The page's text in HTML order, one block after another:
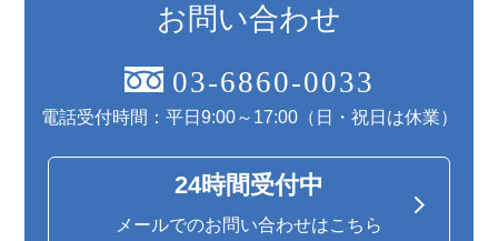
お問い合わせ
03-6860-0033
電話受付時間：平日9:00～17:00（日・祝日は休業）
24時間受付中
メールでのお問い合わせはこちら